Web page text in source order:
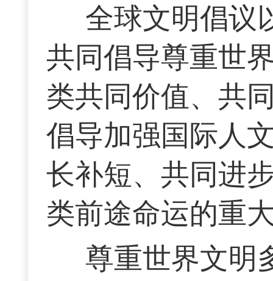
全球文明倡议
共同倡导尊重世
类共同价值、共
倡导加强国际人
长补短、共同进
类前途命运的重
尊重世界文明